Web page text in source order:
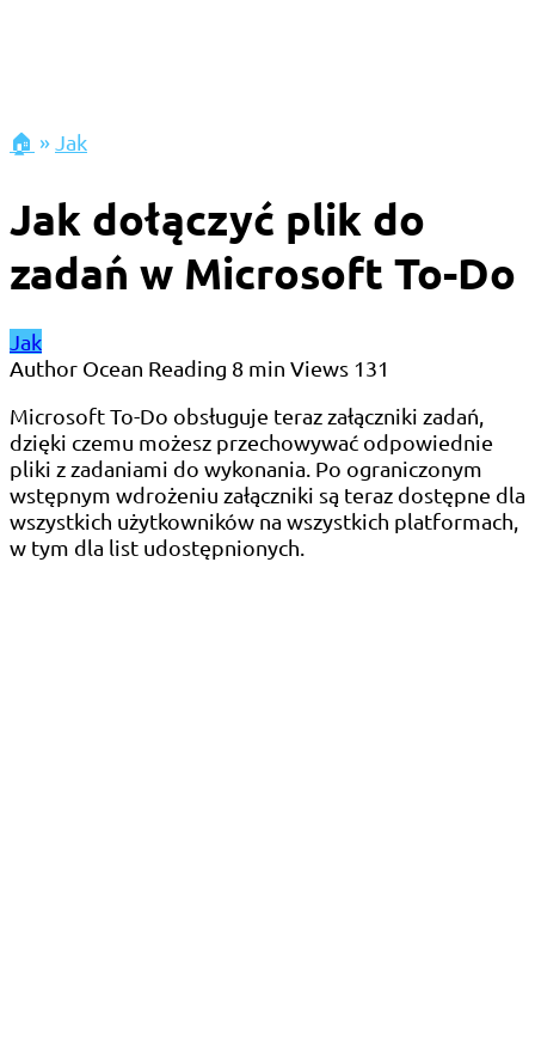
🏠 » Jak
Jak dołączyć plik do
zadań w Microsoft To-Do
Jak
Author Ocean Reading 8 min Views 131
Microsoft To-Do obsługuje teraz załączniki zadań,
dzięki czemu możesz przechowywać odpowiednie
pliki z zadaniami do wykonania. Po ograniczonym
wstępnym wdrożeniu załączniki są teraz dostępne dla
wszystkich użytkowników na wszystkich platformach,
w tym dla list udostępnionych.